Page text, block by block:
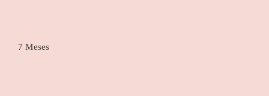
7 Meses